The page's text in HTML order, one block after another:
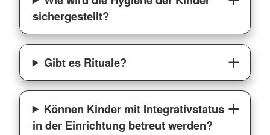
sichergestellt?
Gibt es Rituale?
Können Kinder mit Integrativstatus
in der Einrichtung betreut werden?